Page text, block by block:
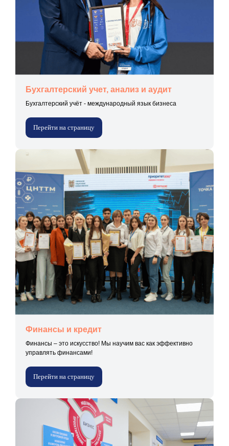
Бухгалтерский учет, анализ и аудит
Бухгалтерский учёт - международный язык бизнеса
Перейти на страницу
Финансы и кредит
Финансы – это искусство! Мы научим вас как эффективно
управлять финансами!
Перейти на страницу